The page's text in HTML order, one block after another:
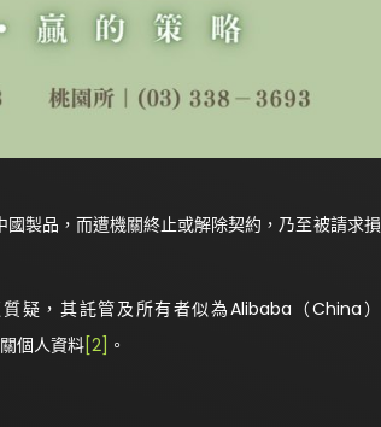
製品，而遭機關終止或解除契約，乃至被請求損
疑，其託管及所有者似為Alibaba（China）
個人資料[2] 。